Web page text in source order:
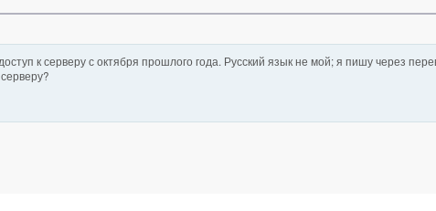
к серверу с октября прошлого года. Русский язык не мой; я пишу через